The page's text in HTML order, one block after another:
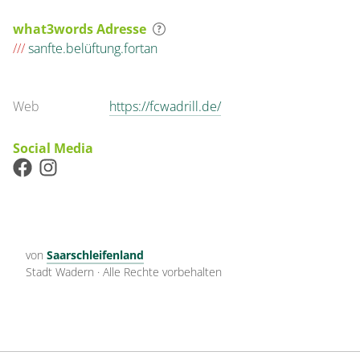
what3words Adresse
///sanfte.belüftung.fortan
Web https://fcwadrill.de/
Social Media
von Saarschleifenland
Stadt Wadern · Alle Rechte vorbehalten